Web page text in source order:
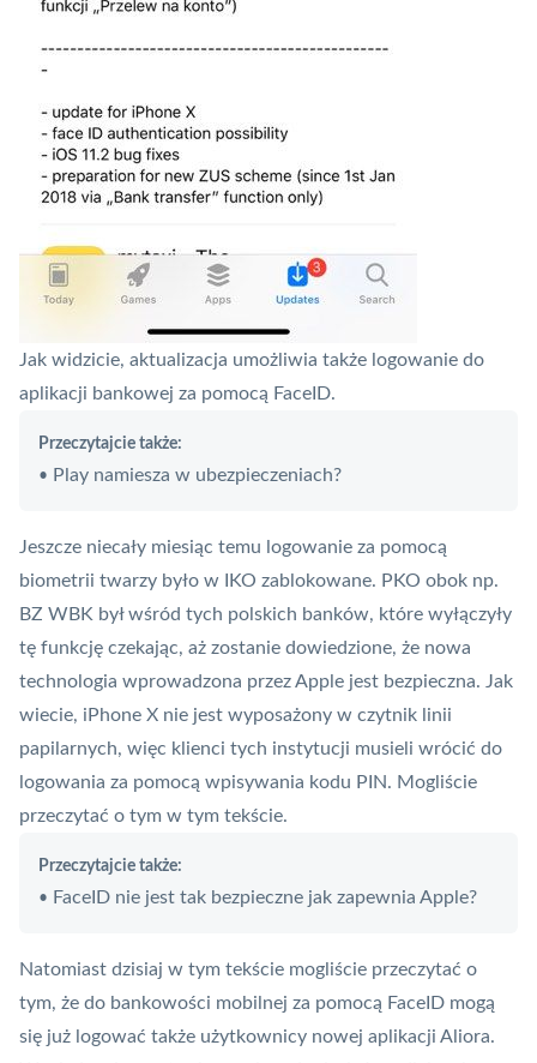
Jak widzicie, aktualizacja umożliwia także logowanie do
aplikacji bankowej za pomocą FaceID.
Przeczytajcie także:
• Play namiesza w ubezpieczeniach?
Jeszcze niecały miesiąc temu logowanie za pomocą
biometrii twarzy było w IKO zablokowane. PKO obok np.
BZ WBK był wśród tych polskich banków, które wyłączyły
tę funkcję czekając, aż zostanie dowiedzione, że nowa
technologia wprowadzona przez Apple jest bezpieczna. Jak
wiecie, iPhone X nie jest wyposażony w czytnik linii
papilarnych, więc klienci tych instytucji musieli wrócić do
logowania za pomocą wpisywania kodu PIN. Mogliście
przeczytać o tym w tym tekście.
Przeczytajcie także:
• FaceID nie jest tak bezpieczne jak zapewnia Apple?
Natomiast dzisiaj w tym tekście mogliście przeczytać o
tym, że do bankowości mobilnej za pomocą FaceID mogą
się już logować także użytkownicy nowej aplikacji Aliora.